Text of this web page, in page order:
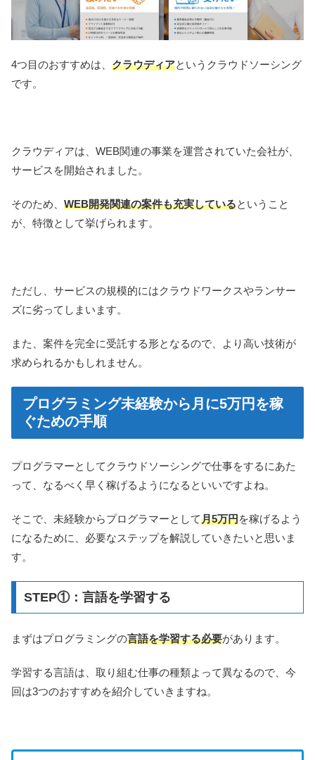
4つ目のおすすめは、 クラウディアというクラウドソーシング
です。
クラウディアは、WEB関連の事業を運営されていた会社が、
サービスを開始されました。
そのため、 WEB開発関連の案件も充実しているということ
が、特徴として挙げられます。
ただし、サービスの規模的にはクラウドワークスやランサー
ズに劣ってしまいます。
また、案件を完全に受託する形となるので、より高い技術が
求められるかもしれません。
プログラミング未経験から月に5万円を稼
ぐための手順
プログラマーとしてクラウドソーシングで仕事をするにあた
って、なるべく早く稼げるようになるといいですよね。
そこで、未経験からプログラマーとして月5万円を稼げるよう
になるために、必要なステップを解説していきたいと思いま
す。
STEP①：言語を学習する
まずはプログラミングの言語を学習する必要があります。
学習する言語は、取り組む仕事の種類よって異なるので、今
回は3つのおすすめを紹介していきますね。